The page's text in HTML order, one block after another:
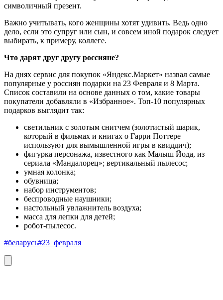
символичный презент.
Важно учитывать, кого женщины хотят удивить. Ведь одно
дело, если это супруг или сын, и совсем иной подарок следует
выбирать, к примеру, коллеге.
Что дарят друг другу россияне?
На днях сервис для покупок «Яндекс.Маркет» назвал самые
популярные у россиян подарки на 23 Февраля и 8 Марта.
Список составили на основе данных о том, какие товары
покупатели добавляли в «Избранное». Топ-10 популярных
подарков выглядит так:
светильник с золотым снитчем (золотистый шарик,
который в фильмах и книгах о Гарри Поттере
используют для вымышленной игры в квиддич);
фигурка персонажа, известного как Малыш Йода, из
сериала «Мандалорец»; вертикальный пылесос;
умная колонка;
обувница;
набор инструментов;
беспроводные наушники;
настольный увлажнитель воздуха;
масса для лепки для детей;
робот-пылесос.
#беларусь#23_февраля